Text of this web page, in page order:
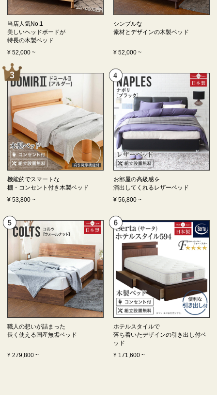
当店人気No.1
美しいヘッドボードが
特長の木製ベッド
¥ 52,000 ~
シンプルな
素材とデザインの木製ベッド
¥ 52,000 ~
機能的でスマートな
棚・コンセント付き木製ベッド
¥ 53,800 ~
お部屋の高級感を
演出してくれるレザーベッド
¥ 56,800 ~
職人の想いが詰まった
長く使える 国産無垢ベッド
¥ 279,800 ~
ホテルスタイルで
落ち着いたデザインの引き出し付ベ
ッド
¥ 171,600 ~